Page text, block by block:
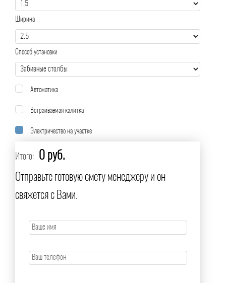
Ширина
Способ установки
Автоматика
Встраиваемая калитка
Электричество на участке
Итого: 0 руб.
Отправьте готовую смету менеджеру и он
свяжется с Вами.